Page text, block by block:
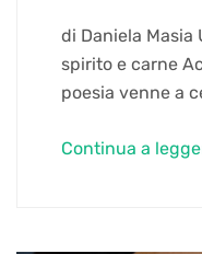
di Daniela Masia
spirito e carne
poesia venne a
Continua a